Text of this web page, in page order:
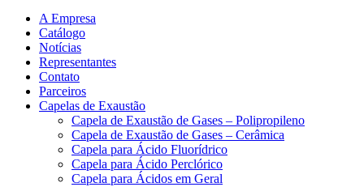
A Empresa
Catálogo
Notícias
Representantes
Contato
Parceiros
Capelas de Exaustão
Capela de Exaustão de Gases – Polipropileno
Capela de Exaustão de Gases – Cerâmica
Capela para Ácido Fluorídrico
Capela para Ácido Perclórico
Capela para Ácidos em Geral